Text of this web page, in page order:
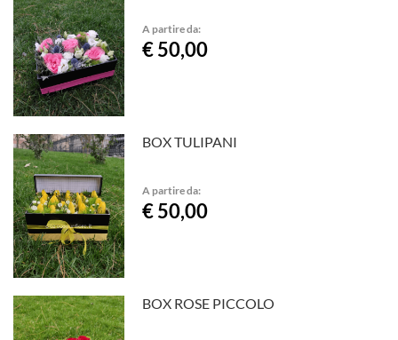
A partire da:
€ 50,00
BOX TULIPANI
A partire da:
€ 50,00
BOX ROSE PICCOLO